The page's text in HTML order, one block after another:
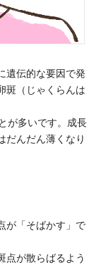
遺伝的な要因で発
斑（じゃくらんは
が多いです。成長
だんだん薄くなり
が「そばかす」で
点が散らばるよう